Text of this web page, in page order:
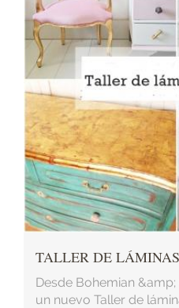
TALLER DE
Desde Bohemian
un nuevo Taller de